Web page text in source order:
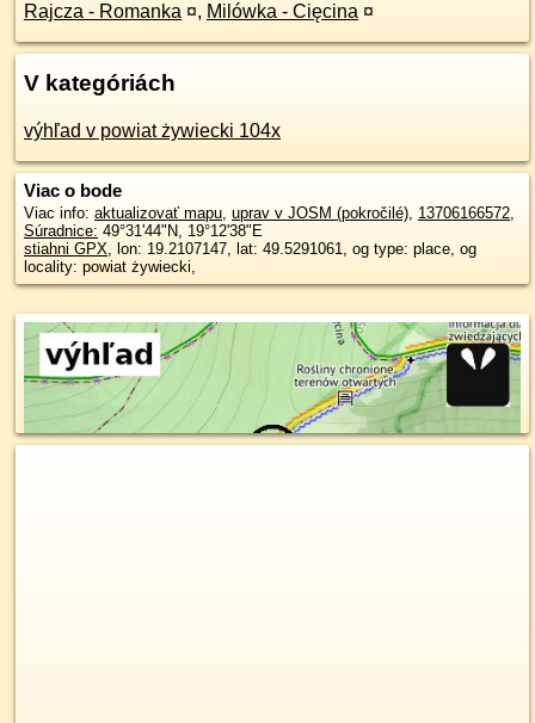
Rajcza - Romanka ¤, Milówka - Cięcina ¤
V kategóriách
výhľad v powiat żywiecki 104x
Viac o bode
Viac info: aktualizovať mapu, uprav v JOSM (pokročilé), 13706166572,
Súradnice: 49°31'44"N, 19°12'38"E
stiahni GPX, lon: 19.2107147, lat: 49.5291061, og type: place, og
locality: powiat żywiecki,